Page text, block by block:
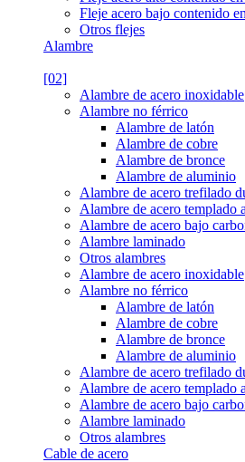
Fleje acero bajo contenido
Otros flejes
Alambre
[02]
Alambre de acero inoxidable
Alambre no férrico
Alambre de latón
Alambre de cobre
Alambre de bronce
Alambre de aluminio
Alambre de acero trefilado
Alambre de acero templado
Alambre de acero bajo
Alambre laminado
Otros alambres
Alambre de acero inoxidable
Alambre no férrico
Alambre de latón
Alambre de cobre
Alambre de bronce
Alambre de aluminio
Alambre de acero trefilado
Alambre de acero templado
Alambre de acero bajo
Alambre laminado
Otros alambres
Cable de acero